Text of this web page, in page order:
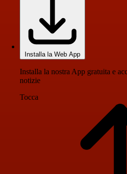
Installa la Web App
Installa la nostra App gratuita e
notizie
Tocca